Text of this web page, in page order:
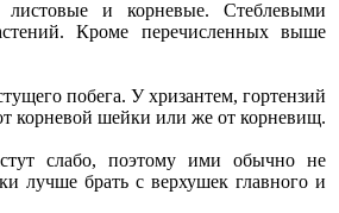
и корневые. Стеблевыми
Кроме перечисленных выше
побега. У хризантем, гортензий
корневой шейки или же от корневищ.
слабо, поэтому ими обычно не
лучше брать с верхушек главного и